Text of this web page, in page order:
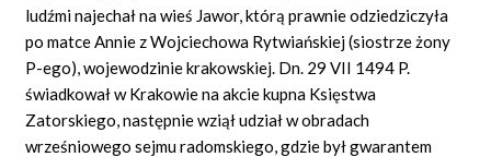
ludźmi najechał na wieś Jawor, którą prawnie odziedziczyła
po matce Annie z Wojciechowa Rytwiańskiej (siostrze żony
P-ego), wojewodzinie krakowskiej. Dn. 29VII 1494 P.
świadkował w Krakowie na akcie kupna Księstwa
Zatorskiego, następnie wziął udział w obradach
wrześniowego sejmu radomskiego, gdzie był gwarantem